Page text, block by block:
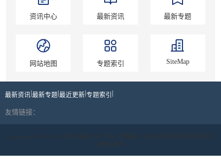
资讯中心 最新资讯 最新专题
网站地图 专题索引 SiteMap
最新资讯 最新专题 最近更新 专题索引
友情链接：